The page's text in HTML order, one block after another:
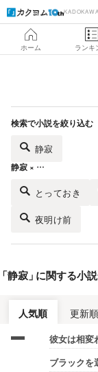
ホーム ランキ
検索で小説を絞り込む
静寂
静寂 × …
とっておき
夜明け前
静寂 」に関する小
人気順 更新順
彼女は相変
ブラックを